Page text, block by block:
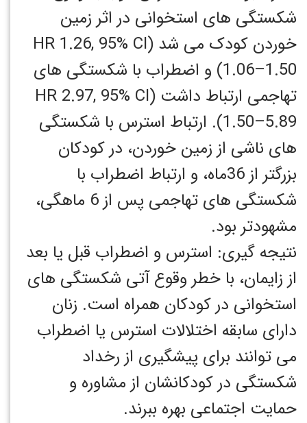
شکستگی های استخوانی در اثر زمین
خوردن کودک می شد (HR 1.26, 95% CI
1.06–1.50) و اضطراب با شکستگی های
تهاجمی ارتباط داشت (HR 2.97, 95% CI
1.50–5.89). ارتباط استرس با شکستگی
های ناشی از زمین خوردن، در کودکان
بزرگتر از 36ماه، و ارتباط اضطراب با
شکستگی های تهاجمی پس از 6 ماهگی،
مشهودتر بود.
نتیجه گیری: استرس و اضطراب قبل یا بعد
از زایمان، با خطر وقوع آتی شکستگی های
استخوانی در کودکان همراه است. زنان
دارای سابقه اختلالات استرس یا اضطراب
می توانند برای پیشگیری از رخداد
شکستگی در کودکانشان از مشاوره و
حمایت اجتماعی بهره ببرند.